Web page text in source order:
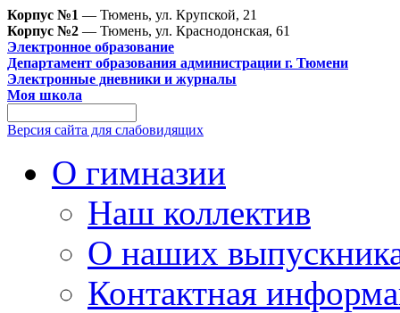
Корпус №1 — Тюмень, ул. Крупской, 21
Корпус №2 — Тюмень, ул. Краснодонская, 61
Электронное образование
Департамент образования администрации г. Тюмени
Электронные дневники и журналы
Моя школа
Версия сайта для слабовидящих
О гимназии
Наш коллектив
О наших
Контактная